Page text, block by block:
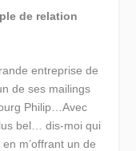
de relation
entreprise de
de ses mailings
Philip…Avec
bel… dis-moi qui
m’offrant un de